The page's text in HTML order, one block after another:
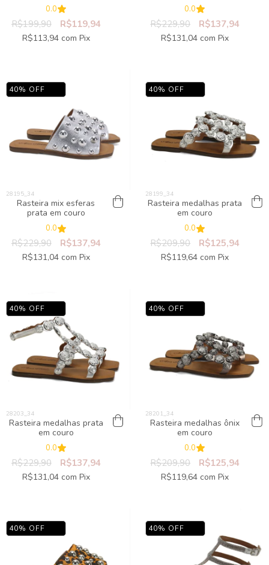
0.0
R$199,90 R$119,94
R$113,94 com Pix
0.0
R$229,90 R$137,94
R$131,04 com Pix
40% OFF
Rasteira mix esferas
prata em couro
0.0
R$229,90 R$137,94
R$131,04 com Pix
40% OFF
Rasteira medalhas prata
em couro
0.0
R$209,90 R$125,94
R$119,64 com Pix
40% OFF
Rasteira medalhas prata
em couro
0.0
R$229,90 R$137,94
R$131,04 com Pix
40% OFF
Rasteira medalhas ônix
em couro
0.0
R$209,90 R$125,94
R$119,64 com Pix
40% OFF 40% OFF